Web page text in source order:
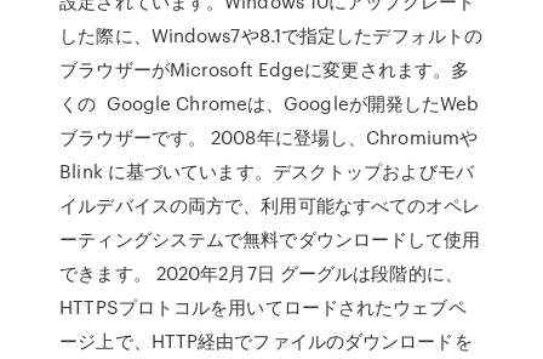
した際に、Windows7や8.1で指定したデフォルトの
ブラウザーがMicrosoft Edgeに変更されます。多
くの Google Chromeは、Googleが開発したWeb
ブラウザーです。 2008年に登場し、Chromiumや
Blink に基づいています。デスクトップおよびモバ
イルデバイスの両方で、利用可能なすべてのオペレ
ーティングシステムで無料でダウンロードして使用
できます。 2020年2月7日 グーグルは段階的に、
HTTPSプロトコルを用いてロードされたウェブペ
ージ上で、HTTP経由でファイルのダウンロードを